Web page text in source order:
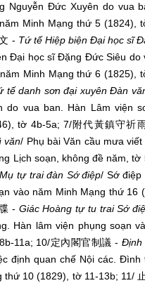
Nguyễn Đức Xuyên do vua
Minh Mạng thứ 5 (1824),
- Tứ tế Hiệp biện Đại học sĩ
Đại học sĩ Đặng Đức Siêu do
Minh Mạng thứ 6 (1825),
tế danh sơn đại xuyên Đàn
do vua ban. Hàn Lâm viện
tờ 4b-5a; 7/附代黃鎮守祈
văn/ Phụ bài Văn cầu mưa
Lịch soạn, không đề năm, tờ
tự trai đàn Sớ điệp/ Sớ điệp
vào năm Minh Mạng thứ 16
- Giác Hoàng tự tu trai Sớ
Hàn lâm viện phụng soạn
11a; 10/定內閣官制議 - Định
định quan chế Nội các. Đình
thứ 10 (1829), tờ 11-13b; 11/